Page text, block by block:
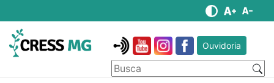
Ouvidoria